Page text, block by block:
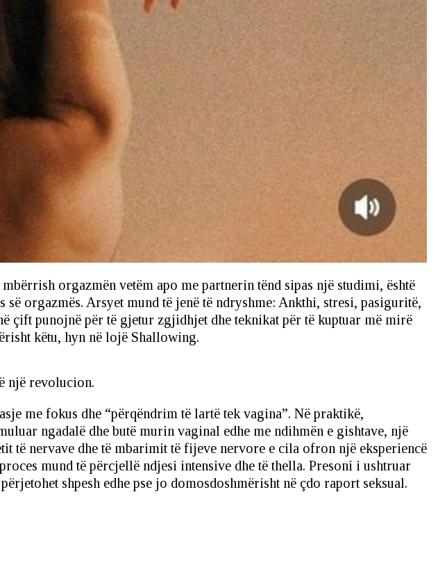
orgazmën vetëm apo me partnerin tënd sipas një studimi, është
orgazmës. Arsyet mund të jenë të ndryshme: Ankthi, stresi, pasiguritë,
çift punojnë për të gjetur zgjidhjet dhe teknikat për të kuptuar më mirë
këtu, hyn në lojë Shallowing.
një revolucion.
me fokus dhe “përqëndrim të lartë tek vagina”. Në praktikë,
ngadalë dhe butë murin vaginal edhe me ndihmën e gishtave, një
të nervave dhe të mbarimit të fijeve nervore e cila ofron një eksperiencë
mund të përcjellë ndjesi intensive dhe të thella. Presoni i ushtruar
shpesh edhe pse jo domosdoshmërisht në çdo raport seksual.